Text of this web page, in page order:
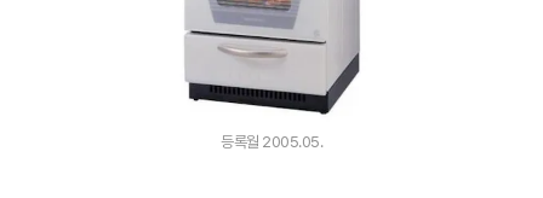
등록월 2005.05.